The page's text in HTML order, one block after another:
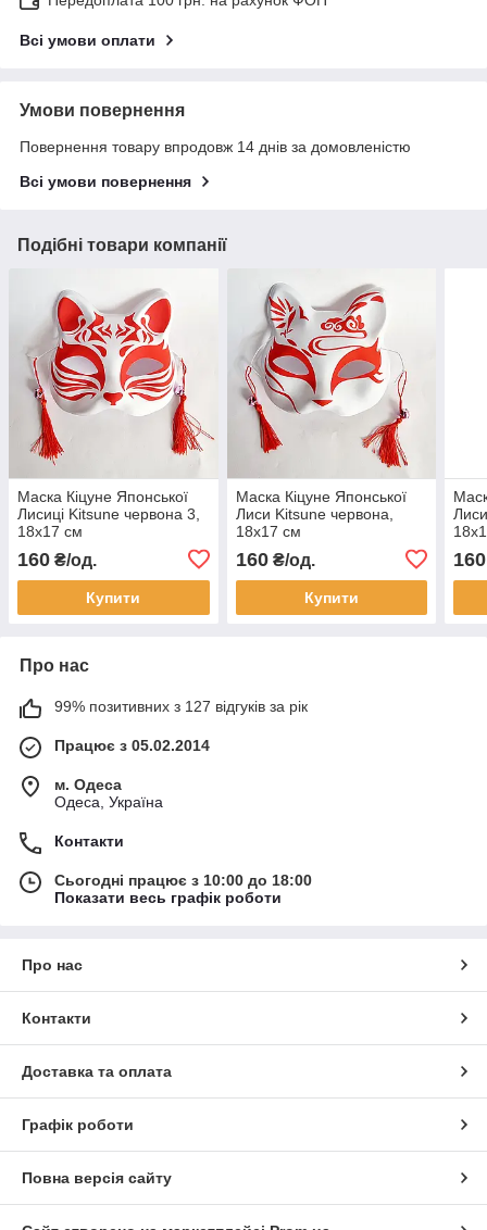
Всі умови оплати
Умови повернення
Повернення товару впродовж 14 днів за домовленістю
Всі умови повернення
Подібні товари компанії
Маска Кіцуне Японської
Лисиці Kitsune червона 3,
18х17 см
160 ₴/од.
Купити
Маска Кіцуне Японської
Лиси Kitsune червона,
18х17 см
160₴/од.
Купити
160
Про нас
99% позитивних з 127 відгуків за рік
Працює з 05.02.2014
м. Одеса
Одеса, Україна
Контакти
Сьогодні працює з 10:00 до 18:00
Показати весь графік роботи
Про нас
Контакти
Доставка та оплата
Графік роботи
Повна версія сайту